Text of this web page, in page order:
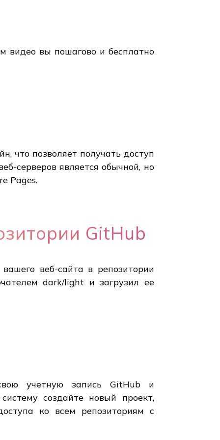
видео вы пошагово и бесплатно
что позволяет получать доступ
серверов является обычной, но
Pages.
GitHub
веб-сайта в репозитории
dark/light и загрузил ее
учетную запись GitHub и
создайте новый проект,
ко всем репозиториям с